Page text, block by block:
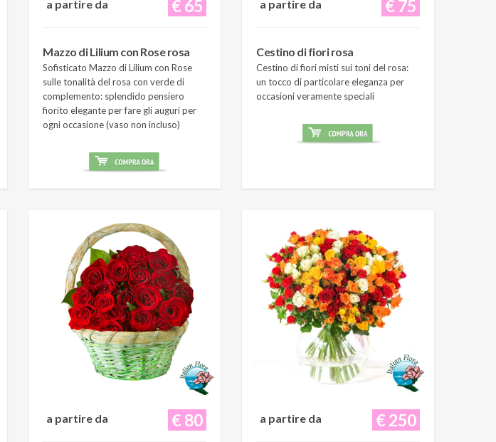
€ 65
a partire da
Mazzo di Lilium con Rose rosa
Sofisticato Mazzo di Lilium con Rose
sulle tonalità del rosa con verde di
complemento: splendido pensiero
fiorito elegante per fare gli auguri per
ogni occasione (vaso non incluso)
€ 75
a partire da
Cestino di fiori rosa
Cestino di fiori misti sui toni del rosa:
un tocco di particolare eleganza per
occasioni veramente speciali
€ 80
a partire da € 250
a partire da